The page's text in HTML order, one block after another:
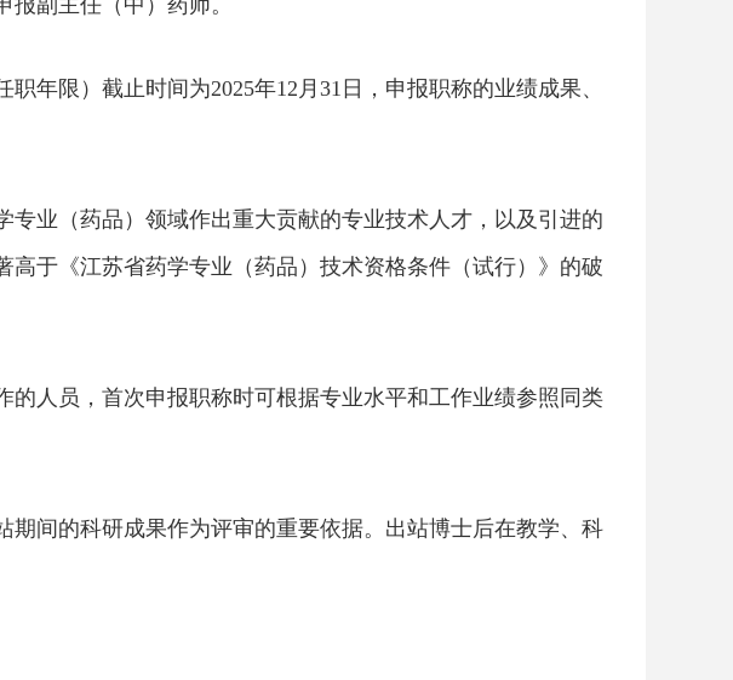
副主任（中）药师。
年限）截止时间为2025年12月31日，申报职称的业绩成果、
专业（药品）领域作出重大贡献的专业技术人才，以及引进的
于《江苏省药学专业（药品）技术资格条件（试行）》的破
人员，首次申报职称时可根据专业水平和工作业绩参照同类
间的科研成果作为评审的重要依据。出站博士后在教学、科